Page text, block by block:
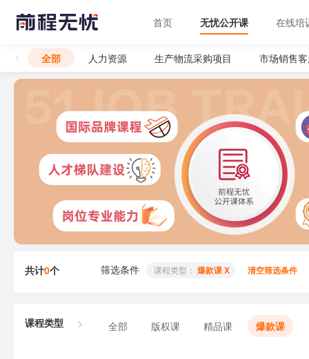
首页 无忧公开课 在线培
全部 人力资源 生产物流采购项目 市场销售
共计0个 筛选条件 课程类型： 爆款课 X 清空筛选条件
课程类型 全部 版权课 精品课 爆款课